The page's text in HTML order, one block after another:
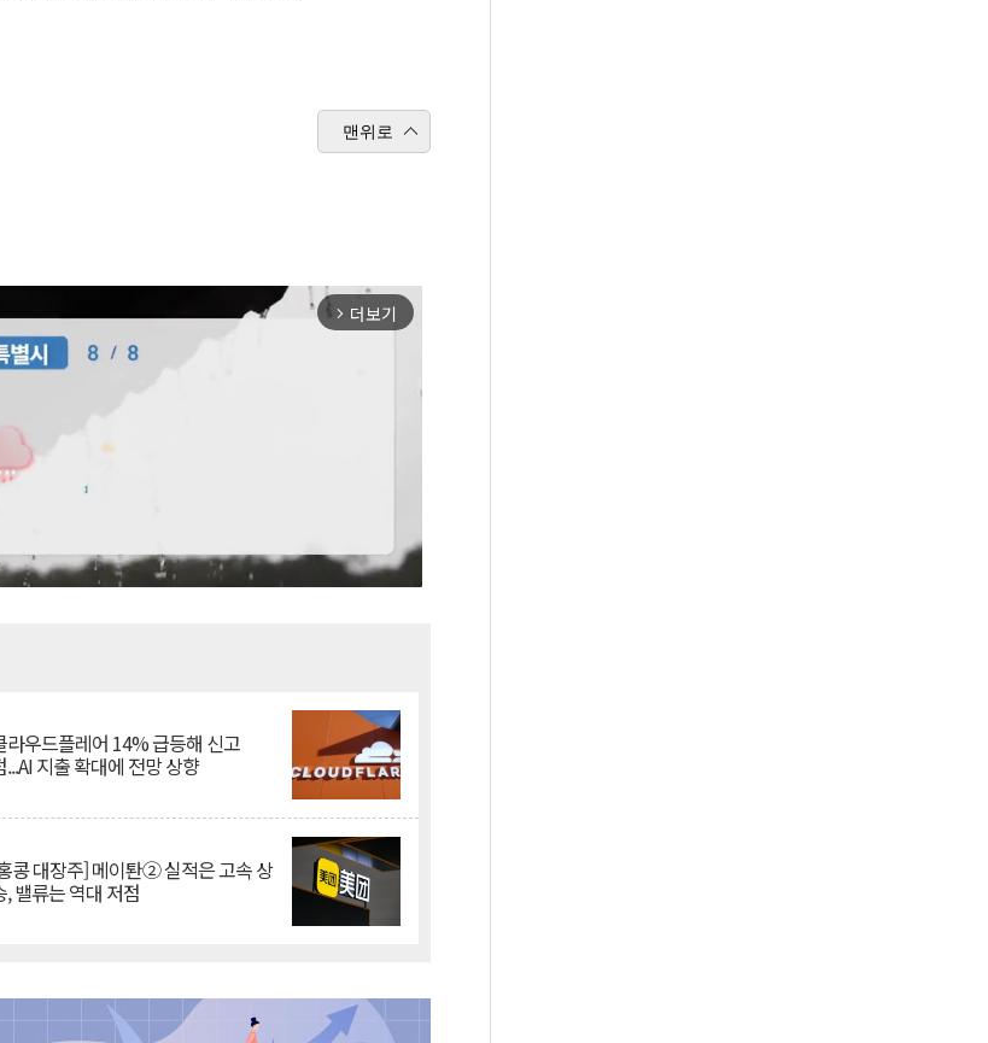
맨위로
arrow_forward_ios 더보기
라우드플레어 14% 급등해 신고
...AI 지출 확대에 전망 상향
콩 대장주] 메이퇀② 실적은 고속 상
, 밸류는 역대 저점